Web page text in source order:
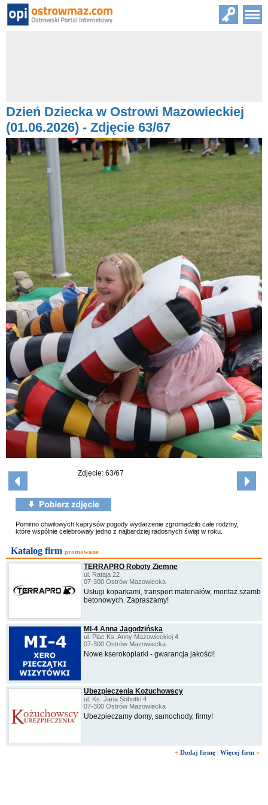
Dzień Dziecka w Ostrowi Mazowieckiej
(01.06.2026) - Zdjęcie 63/67
Zdjęcie: 63/67
Pomimo chwilowych kaprysów pogody wydarzenie zgromadziło całe rodziny,
które wspólnie celebrowały jedno z najbardziej radosnych świąt w roku.
Katalog firm promowane
TERRAPRO Roboty Ziemne
ul. Rataja 22
07-300 Ostrów Mazowiecka
Usługi koparkami, transport materiałów, montaż szamb
betonowych. Zapraszamy!
MI-4 Anna Jagodzińska
ul. Plac Ks. Anny Mazowieckiej 4
07-300 Ostrów Mazowiecka
Nowe kserokopiarki - gwarancja jakości!
Ubezpieczenia Kożuchowscy
ul. Ks. Jana Sobotki 4
07-300 Ostrów Mazowiecka
Ubezpieczamy domy, samochody, firmy!
+ Dodaj firmę | Więcej firm »